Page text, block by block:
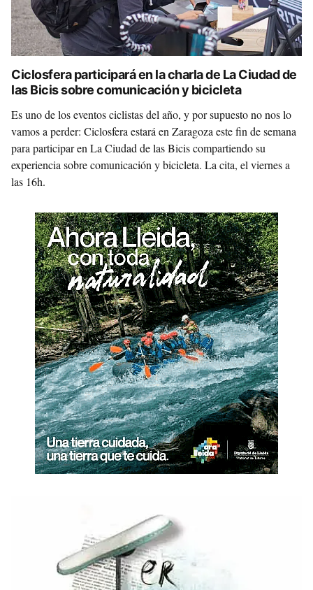
Ciclosfera participará en la charla de La Ciudad de
las Bicis sobre comunicación y bicicleta
Es uno de los eventos ciclistas del año, y por supuesto no nos lo
vamos a perder: Ciclosfera estará en Zaragoza este fin de semana
para participar en La Ciudad de las Bicis compartiendo su
experiencia sobre comunicación y bicicleta. La cita, el viernes a
las 16h.